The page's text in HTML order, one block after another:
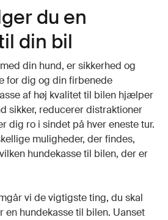
du en
din bil
din hund, er sikkerhed og
for dig og din firbenede
af høj kvalitet til bilen hjælper
sikker, reducerer distraktioner
dig ro i sindet på hver eneste tur.
muligheder, der findes,
hundekasse til bilen, der er
vi de vigtigste ting, du skal
en hundekasse til bilen. Uanset